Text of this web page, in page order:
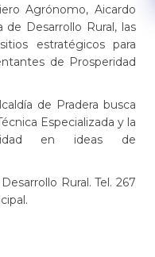
Agrónomo, Aicardo
Desarrollo Rural, las
estratégicos para
de Prosperidad
de Pradera busca
Especializada y la
en ideas de
Rural. Tel. 267